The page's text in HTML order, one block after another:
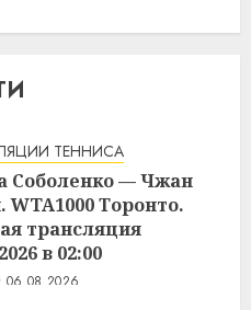
ТЕННИСА
Соболенко — Чжан
Торонто.
трансляция
в 02:00
06.08.2026